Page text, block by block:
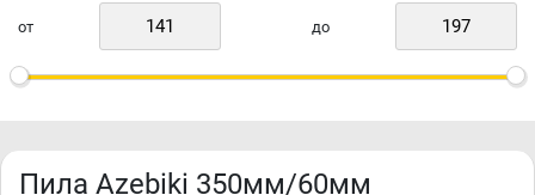
от до
Пила Azebiki 350мм/60мм